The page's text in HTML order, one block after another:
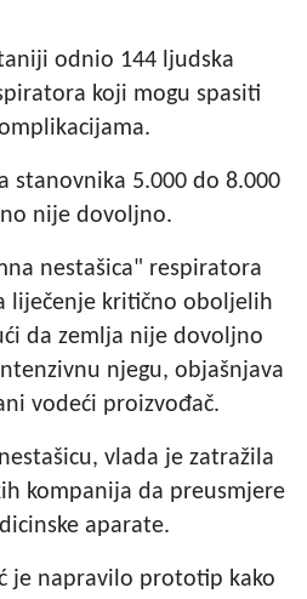
odnio 144 ljudska
koji mogu spasiti
stanovnika 5.000 do 8.000
nije dovoljno.
nestašica" respiratora
liječenje kritično oboljelih
da zemlja nije dovoljno
njegu, objašnjava
vodeći proizvođač.
vlada je zatražila
kompanija da preusmjere
aparate.
je napravilo prototip kako